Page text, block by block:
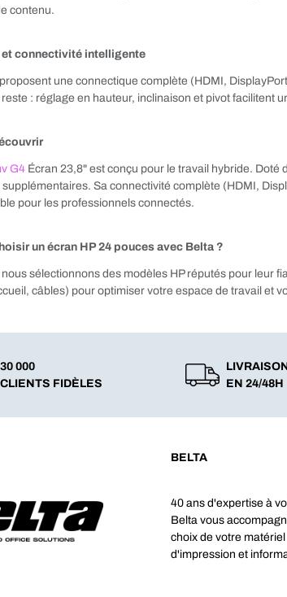
contenu.
et connectivité intelligente
une connectique complète (HDMI,
reste : réglage en hauteur, inclinaison et pivot facilitent
G4 Écran 23,8" est conçu pour le travail hybride. Doté
Sa connectivité complète (HDMI,
pour les professionnels connectés.
un écran HP 24 pouces avec Belta ?
sélectionnons des modèles HP réputés pour leur
câbles) pour optimiser votre espace de travail et
30 000
CLIENTS FIDÈLES
EN 24/48H
BELTA
40 ans d'expertise à
Belta vous
choix de votre matériel
d'impression et